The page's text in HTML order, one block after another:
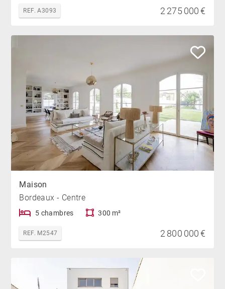
REF. A3093 2 275 000 €
Maison
Bordeaux - Centre
5 chambres 300 m²
REF. M2547 2 800 000 €